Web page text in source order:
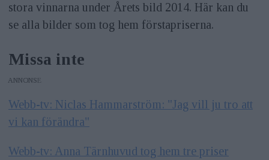
stora vinnarna under Årets bild 2014. Här kan du
se alla bilder som tog hem förstapriserna.
Missa inte
ANNONS
Webb-tv: Niclas Hammarström: "Jag vill ju tro att
vi kan förändra"
Webb-tv: Anna Tärnhuvud tog hem tre priser